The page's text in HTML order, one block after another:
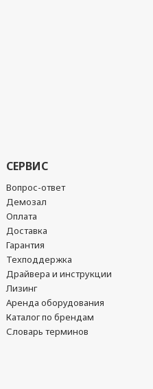
СЕРВИС
Вопрос-ответ
Демозал
Оплата
Доставка
Гарантия
Техподдержка
Драйвера и инструкции
Лизинг
Аренда оборудования
Каталог по брендам
Словарь терминов